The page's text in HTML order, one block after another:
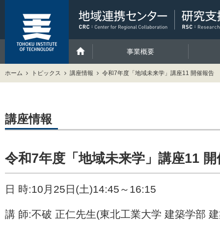
事業概要
ホーム トピックス 講座情報 令和7年度「地域未来学」講座11 開催報告
講座情報
令和7年度「地域未来学」講座11
日 時:10月 25 日(土)14:45 ～ 16:15
講 師:不破 正仁先生(東北工業大学 建築学部